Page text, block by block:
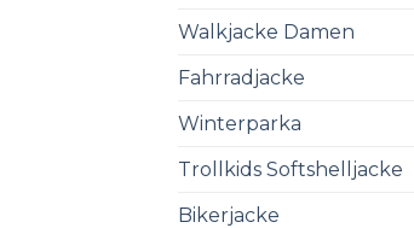
Walkjacke Damen
Fahrradjacke
Winterparka
Trollkids Softshelljacke
Bikerjacke